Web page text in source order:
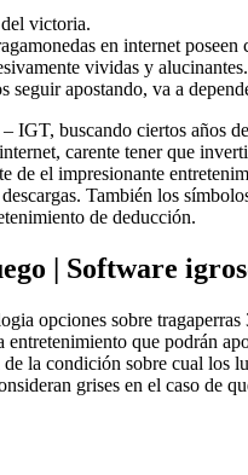
victoria.
en internet
vividas y alucinantes.
apostando, va a
buscando ciertos años
carente tener que
el impresionante
También los
de deducción.
| Software
opciones sobre
que podrán
la condición sobre cual los
grises en el caso